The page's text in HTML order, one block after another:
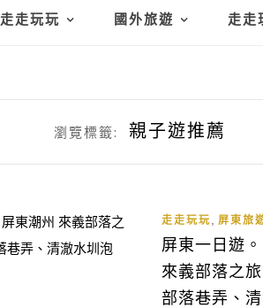
走走玩玩 國外旅遊 走走
瀏覽標籤: 親子遊推薦
走走玩玩 屏東旅
屏東一日遊
來義部落之
部落巷弄、